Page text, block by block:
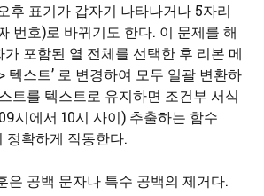
후 표기가 갑자기 나타나거나 5자리
번호)로 바뀌기도 한다. 이 문제를 해
포함된 열 전체를 선택한 후 리본 메
텍스트’ 로 변경하여 모두 일괄 변환하
트를 텍스트로 유지하면 조건부 서식
시에서 10시 사이) 추출하는 함수
정확하게 작동한다.
은 공백 문자나 특수 공백의 제거다.